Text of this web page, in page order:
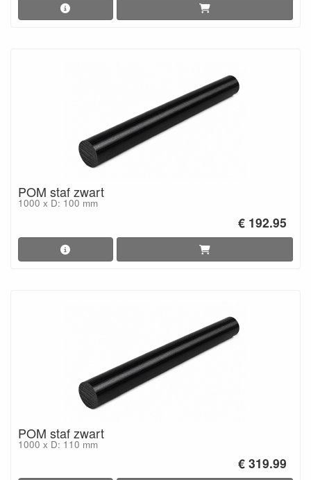
POM staf zwart
1000 x D: 100 mm
€ 192.95
POM staf zwart
1000 x D: 110 mm
€ 319.99